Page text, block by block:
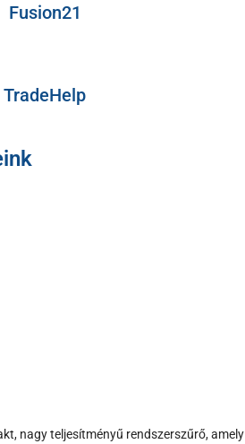
Fusion21
TradeHelp
nagy teljesítményű rendszerszűrő, amely